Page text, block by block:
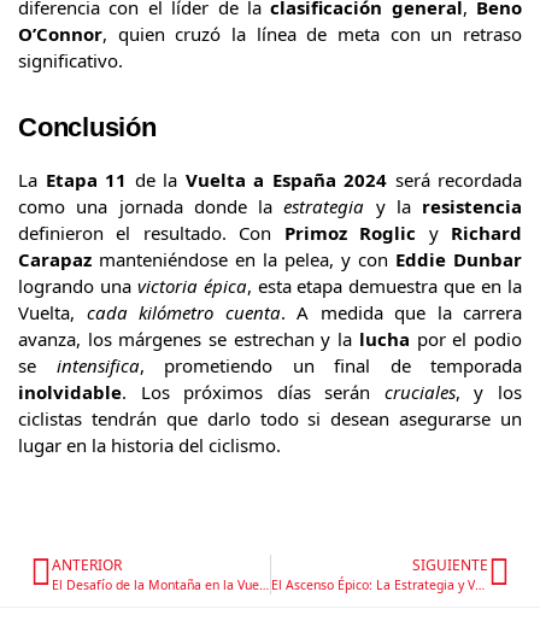
diferencia con el líder de laclasificación general, Beno
O’Connor, quien cruzó la línea de meta con un retraso
significativo.
Conclusión
La Etapa 11 de la Vuelta a España 2024 será recordada
como una jornada donde laestrategia y la resistencia
definieron el resultado. Con Primoz Roglic y Richard
Carapaz manteniéndose en la pelea, y con Eddie Dunbar
logrando una victoria épica, esta etapa demuestra que en la
Vuelta, cada kilómetro cuenta. A medida que la carrera
avanza, los márgenes se estrechan y la lucha por el podio
se intensifica, prometiendo un final de temporada
inolvidable. Los próximos días serán cruciales, y los
ciclistas tendrán que darlo todo si desean asegurarse un
lugar en la historia del ciclismo.
ANTERIOR SIGUIENTE
El Ascenso Épico: La Estrategia y Valentía que Definieron la Etapa 12 de la Vuelta a España 2024